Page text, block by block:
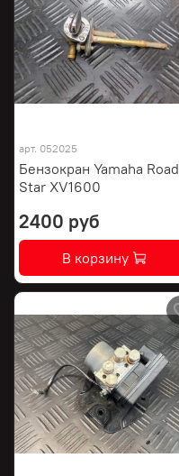
арт. 052025
Бензокран Yamaha Road
Star XV1600
2400 руб
В корзину